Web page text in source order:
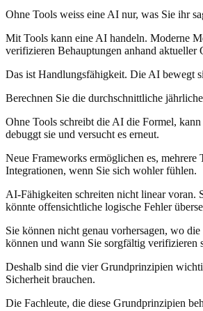
Ohne Tools weiss eine AI nur, was Sie ihr
Mit Tools kann eine AI handeln. Moderne
verifizieren Behauptungen anhand aktueller
Das ist Handlungsfähigkeit. Die AI bewegt
Berechnen Sie die durchschnittliche
Ohne Tools schreibt die AI die Formel,
debuggt sie und versucht es erneut.
Neue Frameworks ermöglichen es,
Integrationen, wenn Sie sich wohler fühlen.
AI-Fähigkeiten schreiten nicht linear voran.
könnte offensichtliche logische Fehler
Sie können nicht genau vorhersagen, wo
können und wann Sie sorgfältig verifizieren
Deshalb sind die vier Grundprinzipien
Sicherheit brauchen.
Die Fachleute, die diese Grundprinzipien